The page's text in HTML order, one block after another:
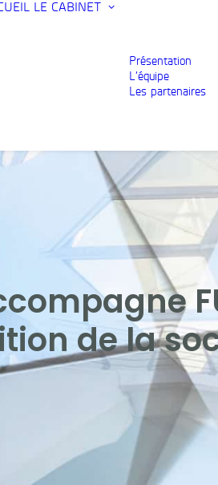
LE CABINET
Présentation
L’équipe
Les partenaires
de la